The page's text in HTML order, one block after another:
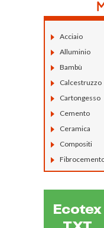
Acciaio
Alluminio
Bambù
Calcestruzzo
Cartongesso
Cemento
Ceramica
Compositi